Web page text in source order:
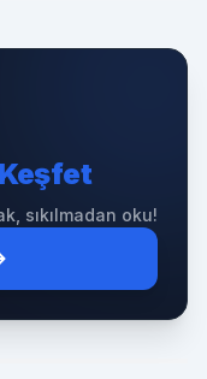
Keşfet
sıkılmadan oku!